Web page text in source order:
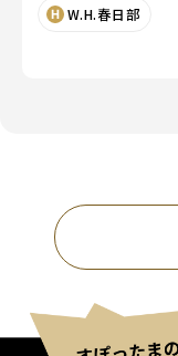
W.H.春日部別ウィ